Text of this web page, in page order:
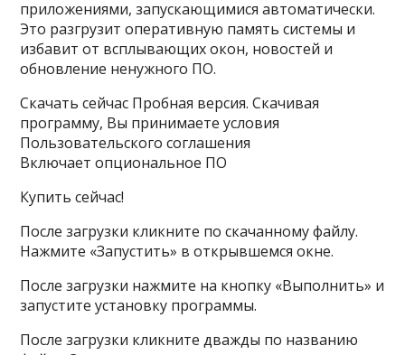
приложениями, запускающимися автоматически.
Это разгрузит оперативную память системы и
избавит от всплывающих окон, новостей и
обновление ненужного ПО.
Скачать сейчас Пробная версия. Скачивая
программу, Вы принимаете условия
Пользовательского соглашения
Включает опциональное ПО
Купить сейчас!
После загрузки кликните по скачанному файлу.
Нажмите «Запустить» в открывшемся окне.
После загрузки нажмите на кнопку «Выполнить» и
запустите установку программы.
После загрузки кликните дважды по названию